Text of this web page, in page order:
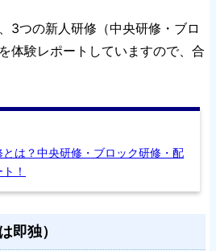
3つの新人研修（中央研修・ブロ
体験レポートしていますので、合
は？中央研修・ブロック研修・配
！
即独）